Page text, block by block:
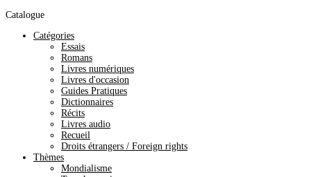
Catalogue
Catégories
Essais
Romans
Livres numériques
Livres d'occasion
Guides Pratiques
Dictionnaires
Récits
Livres audio
Recueil
Droits étrangers / Foreign rights
Thèmes
Mondialisme